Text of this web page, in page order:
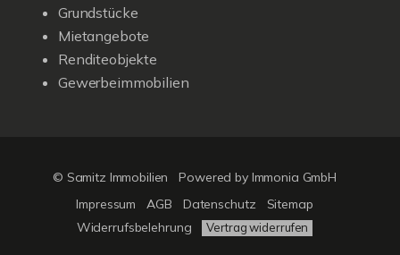
Grundstücke
Mietangebote
Renditeobjekte
Gewerbeimmobilien
© Samitz Immobilien
Powered by Immonia GmbH
Impressum
AGB Datenschutz
Sitemap
Widerrufsbelehrung
Vertrag widerrufen